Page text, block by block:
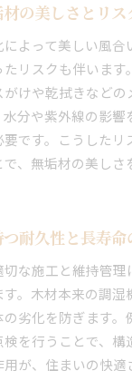
の美しさとリス
よって美しい風合
リスクも伴います
けや乾拭きなど
分や紫外線の影響
要です。こうした
、無垢材の美しさ
耐久性と長寿命
な施工と維持管理
。木材本来の調湿
劣化を防ぎます。
を行うことで、構
が、住まいの快